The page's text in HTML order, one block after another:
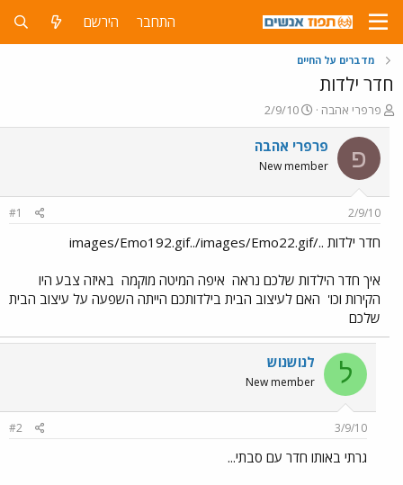
התחבר הירשם
מדברים על החיים
חדר ילדות
פ
ו
ת
ח
ה
ו
ש
א
פרפרי אהבה
פ
ו
ר
ם
ר
י
2/9/10
פ פרפרי אהבה
New member
2/9/10
#1
חדר ילדות ../images/Emo192.gif../images/Emo22.gif
איך חדר הילדות שלכם נראה איפה המיטה מוקמה באיזה צבע היו
הקירות וכו' האם לעיצוב הבית בילדותכם הייתה השפעה על עיצוב הבית
שלכם
ל לנושנוש
New member
3/9/10
#2
גרתי באותו חדר עם סבתי...